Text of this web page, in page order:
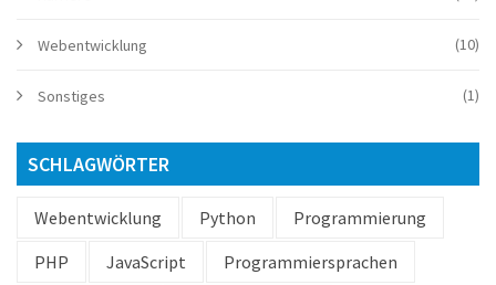
Webentwicklung (10)
Sonstiges (1)
SCHLAGWÖRTER
Webentwicklung Python
Programmierung
PHP
JavaScript
Programmiersprachen